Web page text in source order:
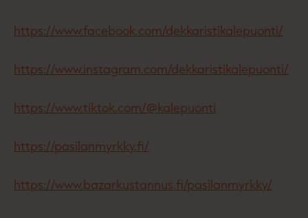
https://www.facebook.com/dekkaristikalepuonti/
https://www.instagram.com/dekkaristikalepuonti/
https://www.tiktok.com/@kalepuonti
https://pasilanmyrkky.fi/
https://www.bazarkustannus.fi/pasilanmyrkky/